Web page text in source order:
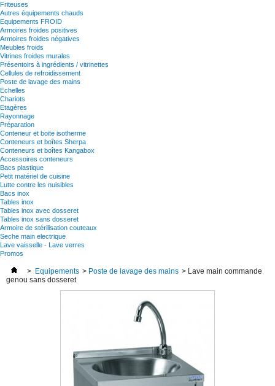
Friteuses
Autres équipements chauds
Equipements FROID
Armoires froides positives
Armoires froides négatives
Meubles froids
Vitrines froides murales
Présentoirs à ingrédients / vitrinettes
Cellules de refroidissement
Poste de lavage des mains
Echelles
Chariots
Etagères
Rayonnage
Préparation
Conteneur et boite isotherme
Conteneurs et boîtes Sherpa
Conteneurs et boîtes Kangabox
Accessoires conteneurs
Bacs plastique
Petit matériel de cuisine
Lutte contre les nuisibles
Bacs inox
Tables inox
Tables inox avec dosseret
Tables inox sans dosseret
Armoire de stérilisation couteaux
Seche main electrique
Lave vaisselle - Lave verres
Promos
> Equipements > Poste de lavage des mains > Lave main commande
genou sans dosseret